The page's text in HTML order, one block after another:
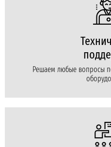
Решаем любые вопросы